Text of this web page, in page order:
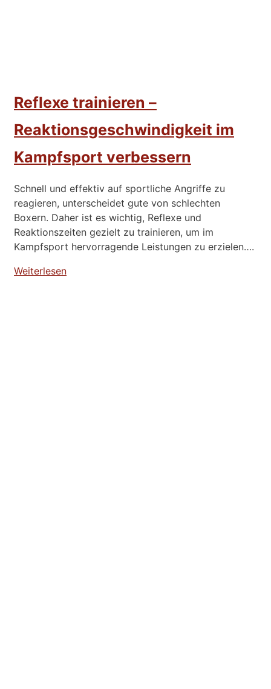
Reflexe trainieren –
Reaktionsgeschwindigkeit im
Kampfsport verbessern
Schnell und effektiv auf sportliche Angriffe zu
reagieren, unterscheidet gute von schlechten
Boxern. Daher ist es wichtig, Reflexe und
Reaktionszeiten gezielt zu trainieren, um im
Kampfsport hervorragende Leistungen zu erzielen….
Weiterlesen